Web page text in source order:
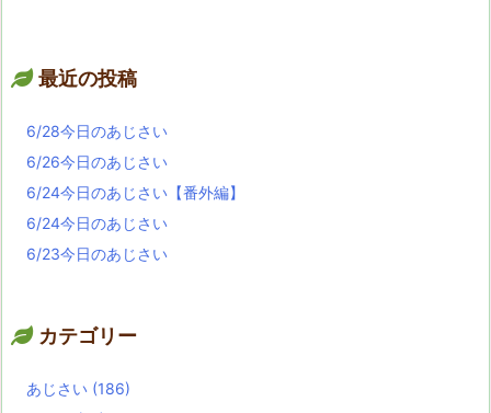
最近の投稿
6/28今日のあじさい
6/26今日のあじさい
6/24今日のあじさい【番外編】
6/24今日のあじさい
6/23今日のあじさい
カテゴリー
あじさい (186)